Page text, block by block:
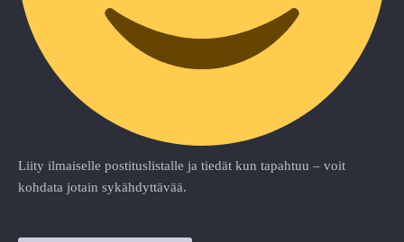
Liity ilmaiselle postituslistalle ja tiedät kun tapahtuu – voit
kohdata jotain sykähdyttävää.